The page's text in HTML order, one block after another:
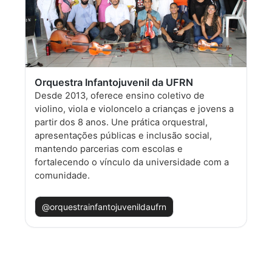
Orquestra Infantojuvenil da UFRN
Desde 2013, oferece ensino coletivo de
violino, viola e violoncelo a crianças e jovens a
partir dos 8 anos. Une prática orquestral,
apresentações públicas e inclusão social,
mantendo parcerias com escolas e
fortalecendo o vínculo da universidade com a
comunidade.
@orquestrainfantojuvenildaufrn